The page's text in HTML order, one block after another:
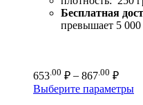
Бесплатная
превышает 5 000
653 .00 ₽ – 867 .00 ₽
цен:
Выберите параметры